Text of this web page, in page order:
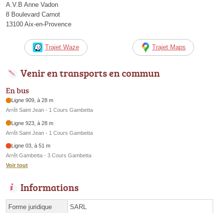
A.V.B Anne Vadon
8 Boulevard Carnot
13100 Aix-en-Provence
Trajet Waze Trajet Maps
Venir en transports en commun
En bus
Ligne 909, à 28 m
Arrêt Saint Jean - 1 Cours Gambetta
Ligne 923, à 28 m
Arrêt Saint Jean - 1 Cours Gambetta
Ligne 03, à 51 m
Arrêt Gambetta - 3 Cours Gambetta
Voir tout
Informations
Forme juridique SARL